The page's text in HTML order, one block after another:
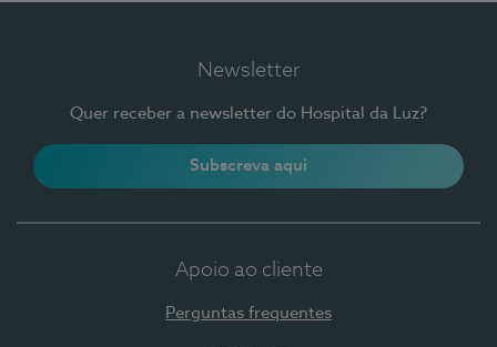
Newsletter
Quer receber a newsletter do Hospital da Luz?
Subscreva aqui
Apoio ao cliente
Perguntas frequentes